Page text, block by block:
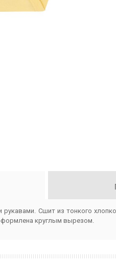
Сшит из тонкого
круглым вырезом.